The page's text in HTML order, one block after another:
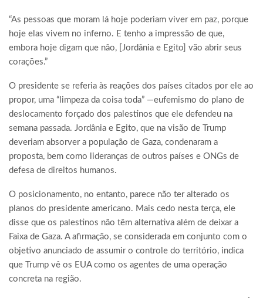
“As pessoas que moram lá hoje poderiam viver em paz, porque
hoje elas vivem no inferno. E tenho a impressão de que,
embora hoje digam que não, [Jordânia e Egito] vão abrir seus
corações.”
O presidente se referia às reações dos países citados por ele ao
propor, uma “limpeza da coisa toda” —eufemismo do plano de
deslocamento forçado dos palestinos que ele defendeu na
semana passada. Jordânia e Egito, que na visão de Trump
deveriam absorver a população de Gaza, condenaram a
proposta, bem como lideranças de outros países e ONGs de
defesa de direitos humanos.
O posicionamento, no entanto, parece não ter alterado os
planos do presidente americano. Mais cedo nesta terça, ele
disse que os palestinos não têm alternativa além de deixar a
Faixa de Gaza. A afirmação, se considerada em conjunto com o
objetivo anunciado de assumir o controle do território, indica
que Trump vê os EUA como os agentes de uma operação
concreta na região.